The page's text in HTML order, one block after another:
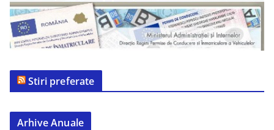
Stiri preferate
Arhive Anuale